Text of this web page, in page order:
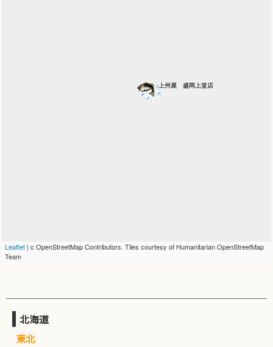
上州屋 盛岡上堂店
Leaflet | c OpenStreetMap Contributors. Tiles courtesy of Humanitarian OpenStreetMap
Team
北海道
東北